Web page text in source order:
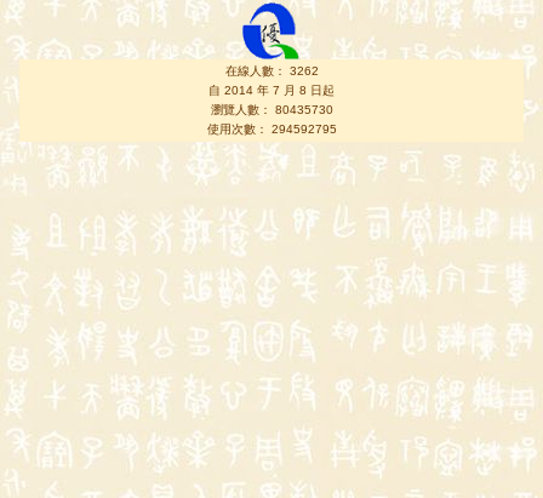
在線人數： 3262
自 2014 年 7 月 8 日起
瀏覽人數： 80435730
使用次數： 294592795